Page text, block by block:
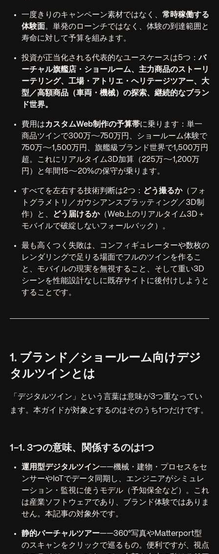
一度きりのキャンペーン素材ではなく、 常時稼働する
体験面。単発のローンチではなく、体験の到達範囲と
寿命に対して予算を組みます。
投資が正当化される代表的なユースケースは5つ：バ
ーチャル旗艦店・ショールーム、主力商品のストーリ
ーテリング、工場・アトリエ・ヘリテージツアー、大
型／高額商品（車両・機械）の探索、継続的なブラン
ド世界。
費用はカスタムWeb制作の予算帯に乗ります：単一
商品ツインで300万〜750万円、ショールーム体験で
750万〜1,500万円、旗艦級ブランド世界で1,500万円
超。これにリアルタイム3D加算（225万〜1,200万
円）と年間15〜20%の保守が乗ります。
すべてを左右する技術判断は2つ： どう撮るか（フォ
トグラメトリ／ガウシアンスプラッティング／3D制
作）と、
どう届けるか（Web上のリアルタイム3D＋
モバイルで破綻しないフォールバック）。
最も高くつく失敗は、コンフィギュレーターや数枚の
レンダリングで足りる場面でフルのツインを作るこ
と、モバイルの現実を無視すること、そして重い3D
シーンを性能設計なしに既存サイトに後付けしようと
することです。
1. ブランド／ショールーム向けデジ
タルツインとは
「デジタルツイン」という言葉は意味が3つ重なってい
ます。本ガイドが対象とするのはそのうち1つだけです。
1-1. 3つの意味、関係するのは1つ
運用型デジタルツイン——機械・建物・プロセスをセ
ンサーやIoTでデータ同期し、エンジニアがシミュレ
ーション・監視に使うモデル（予知保全など）。これ
は産業ソフトウェアであり、ブランド体験ではありま
せん。本記事の対象外です。
静的バーチャルツアー——360°写真やMatterport型
のスキャンをクリックで巡るもの。便利ですが、視点